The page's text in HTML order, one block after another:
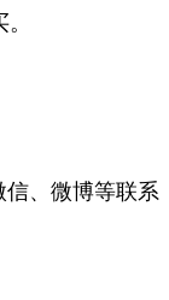
、微博等联系